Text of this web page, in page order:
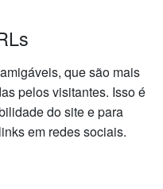
que são mais
pelos visitantes. Isso é
do site e para
em redes sociais.